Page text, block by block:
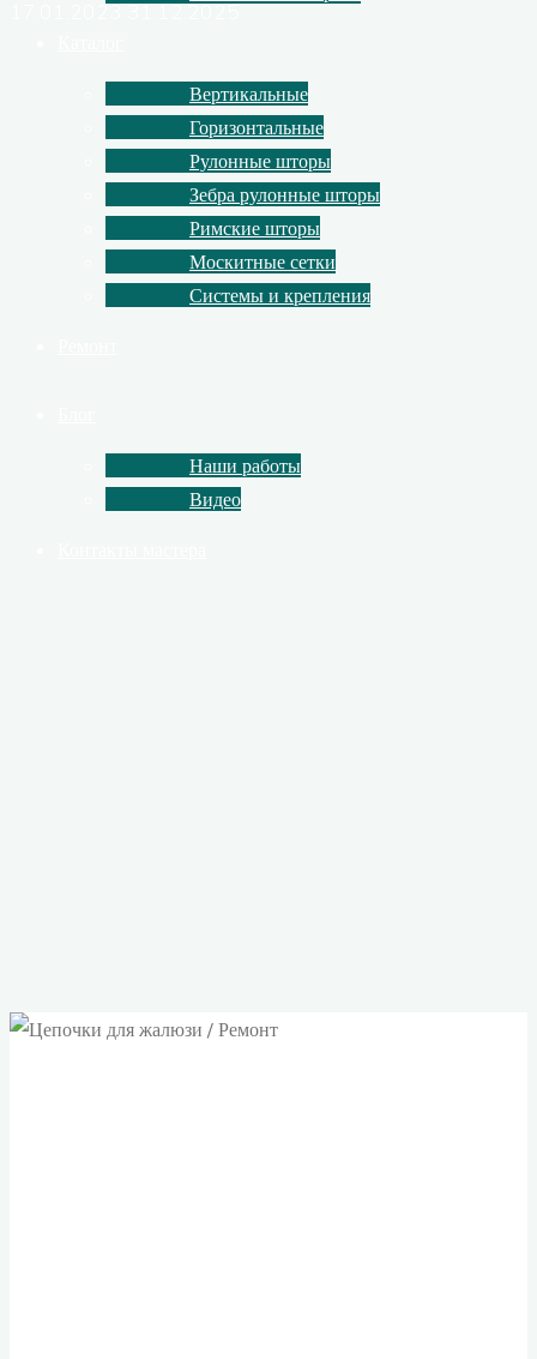
Вертикальные
Горизонтальные
Рулонные шторы
Зебра рулонные шторы
Римские шторы
Москитные сетки
Системы и крепления
Наши работы
Видео
17.01.202331.12.2025